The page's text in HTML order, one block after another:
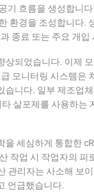
기 흐름을 생성합니
환경을 조성합니다.
종료 또는 주요 개입
상되었습니다. 이제
모니터링 시스템은
니다. 일부 제조업
살포제를 사용하는
세심하게 통합한
작업 시 작업자의 피
관리자는 사소해 보
언급했습니다.